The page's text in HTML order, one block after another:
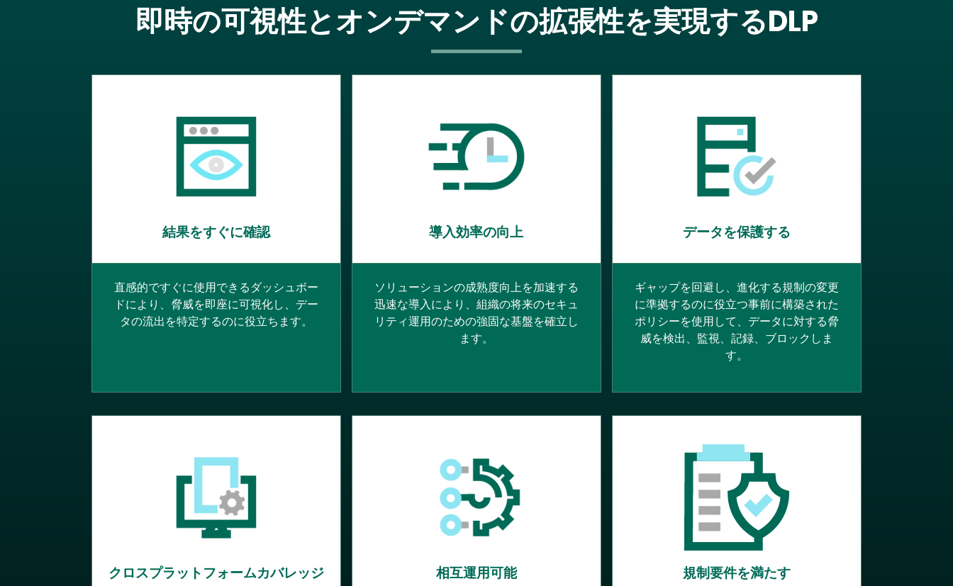
即時の可視性とオンデマンドの拡張性を実現するDLP
結果をすぐに確認
直感的ですぐに使用できるダッシュボー
ドにより、脅威を即座に可視化し、デー
タの流出を特定するのに役立ちます。
導入効率の向上
ソリューションの成熟度向上を加速する
迅速な導入により、組織の将来のセキュ
リティ運用のための強固な基盤を確立し
ます。
データを保護する
ギャップを回避し、進化する規制の変更
に準拠するのに役立つ事前に構築された
ポリシーを使用して、データに対する脅
威を検出、監視、記録、ブロックしま
す。
クロスプラットフォームカバレッジ 相互運用可能 規制要件を満たす